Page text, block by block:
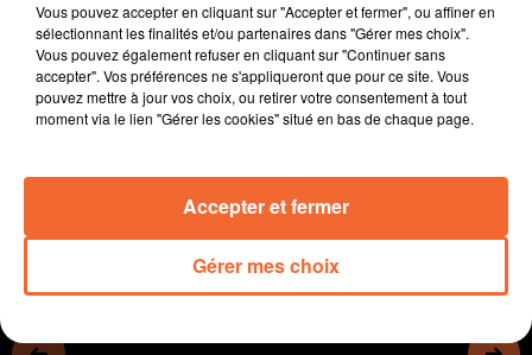
zones, qui seront intégrés au PLUI
- Le conseil municipal de Cerizay a voté son budget
- En sports, défaite encourageante pour Cholet basket,
alors que la Corrida de Courlay se prépare...
Vous pouvez accepter en cliquant sur "Accepter et fermer", ou affiner en
sélectionnant les finalités et/ou partenaires dans "Gérer mes choix".
Vous pouvez également refuser en cliquant sur "Continuer sans
accepter". Vos préférences ne s'appliqueront que pour ce site. Vous
pouvez mettre à jour vos choix, ou retirer votre consentement à tout
moment via le lien "Gérer les cookies" situé en bas de chaque page.
Gérer mes choix
Accepter et fermer